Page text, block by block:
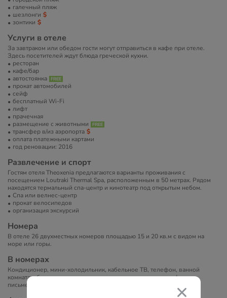
галечный пляж
шезлонги
зонтики
Услуги в отеле
За завтраком или обедом гости могут отправиться в кафе при отеле.
Здесь посетителей ждут блюда греческой кухни.
ресторан
кафе/бар
автостоянка
прокат автомобилей
сейф
бесплатный Wi-Fi
лифт
прачечная
размещение с животными
трансфер в/из аэропорта
оплата платежными картами
год реновации: 2016
Развлечение и спорт
Гостям отеля Theoxenia предлагаются варианты проживания с
посещением Loutraki Thermal Spa, расположенным в 50 метрах. Рядом
находятся термальный спа-центр и кинотеатр под открытым небом.
Спа или велнес-центр
прокат велосипедов
организация экскурсий
Номера
В отеле 26 двухместных номеров площадью 15 и 20 кв.м с видом на
море или горы.
В номерах
Кондиционер, мини-холодильник, кабельное ТВ, телефон, ванной
комната с бесплатными туалетными принадлежностями и феном,
письменный стол, балкон, бесплатный WiFi, деревянный пол.